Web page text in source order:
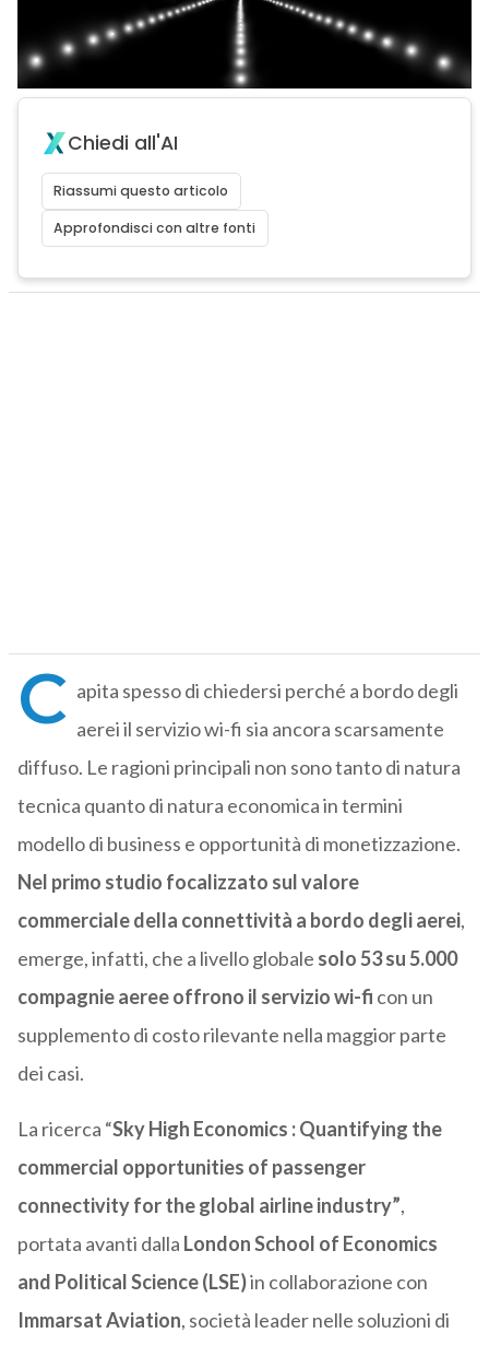
Chiedi all'AI
Riassumi questo articolo
Approfondisci con altre fonti
C apita spesso di chiedersi perché a bordo degli
aerei il servizio wi-fi sia ancora scarsamente
diffuso. Le ragioni principali non sono tanto di natura
tecnica quanto di natura economica in termini
modello di business e opportunità di monetizzazione.
Nel primo studio focalizzato sul valore
commerciale della connettività a bordo degli aerei,
emerge, infatti, che a livello globale solo 53 su 5.000
compagnie aeree offrono il servizio wi-fi con un
supplemento di costo rilevante nella maggior parte
dei casi.
La ricerca “Sky High Economics : Quantifying the
commercial opportunities of passenger
connectivity for the global airline industry”,
portata avanti dalla London School of Economics
and Political Science (LSE)in collaborazione con
Immarsat Aviation, società leader nelle soluzioni di